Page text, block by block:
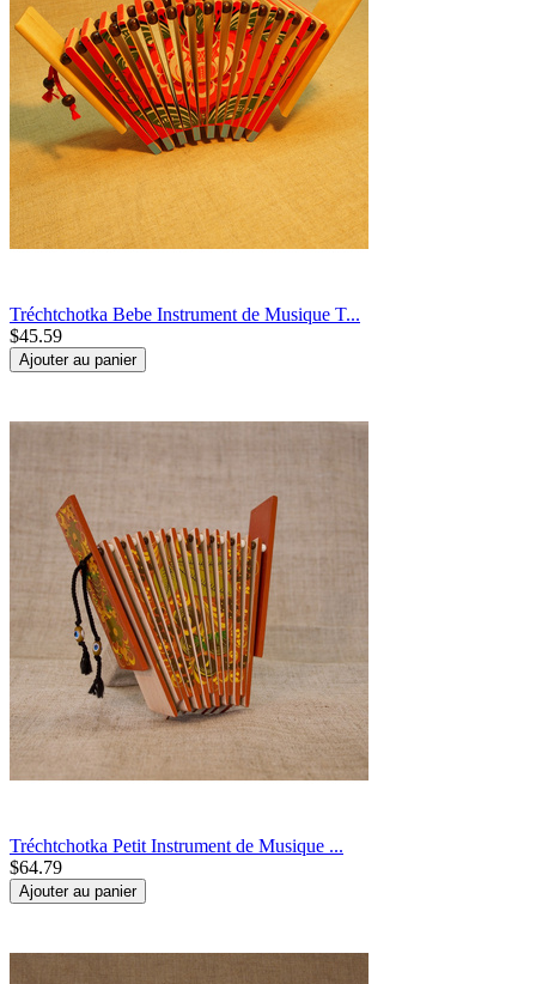
Tréchtchotka Bebe Instrument de Musique T...
$45.59
Ajouter au panier
Tréchtchotka Petit Instrument de Musique ...
$64.79
Ajouter au panier